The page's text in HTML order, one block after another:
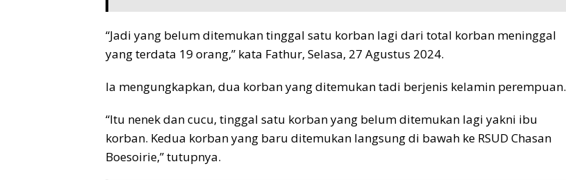
“Jadi yang belum ditemukan tinggal satu korban lagi dari total korban meninggal
yang terdata 19 orang,” kata Fathur, Selasa, 27 Agustus 2024.
Ia mengungkapkan, dua korban yang ditemukan tadi berjenis kelamin perempuan.
“Itu nenek dan cucu, tinggal satu korban yang belum ditemukan lagi yakni ibu
korban. Kedua korban yang baru ditemukan langsung di bawah ke RSUD Chasan
Boesoirie,” tutupnya.